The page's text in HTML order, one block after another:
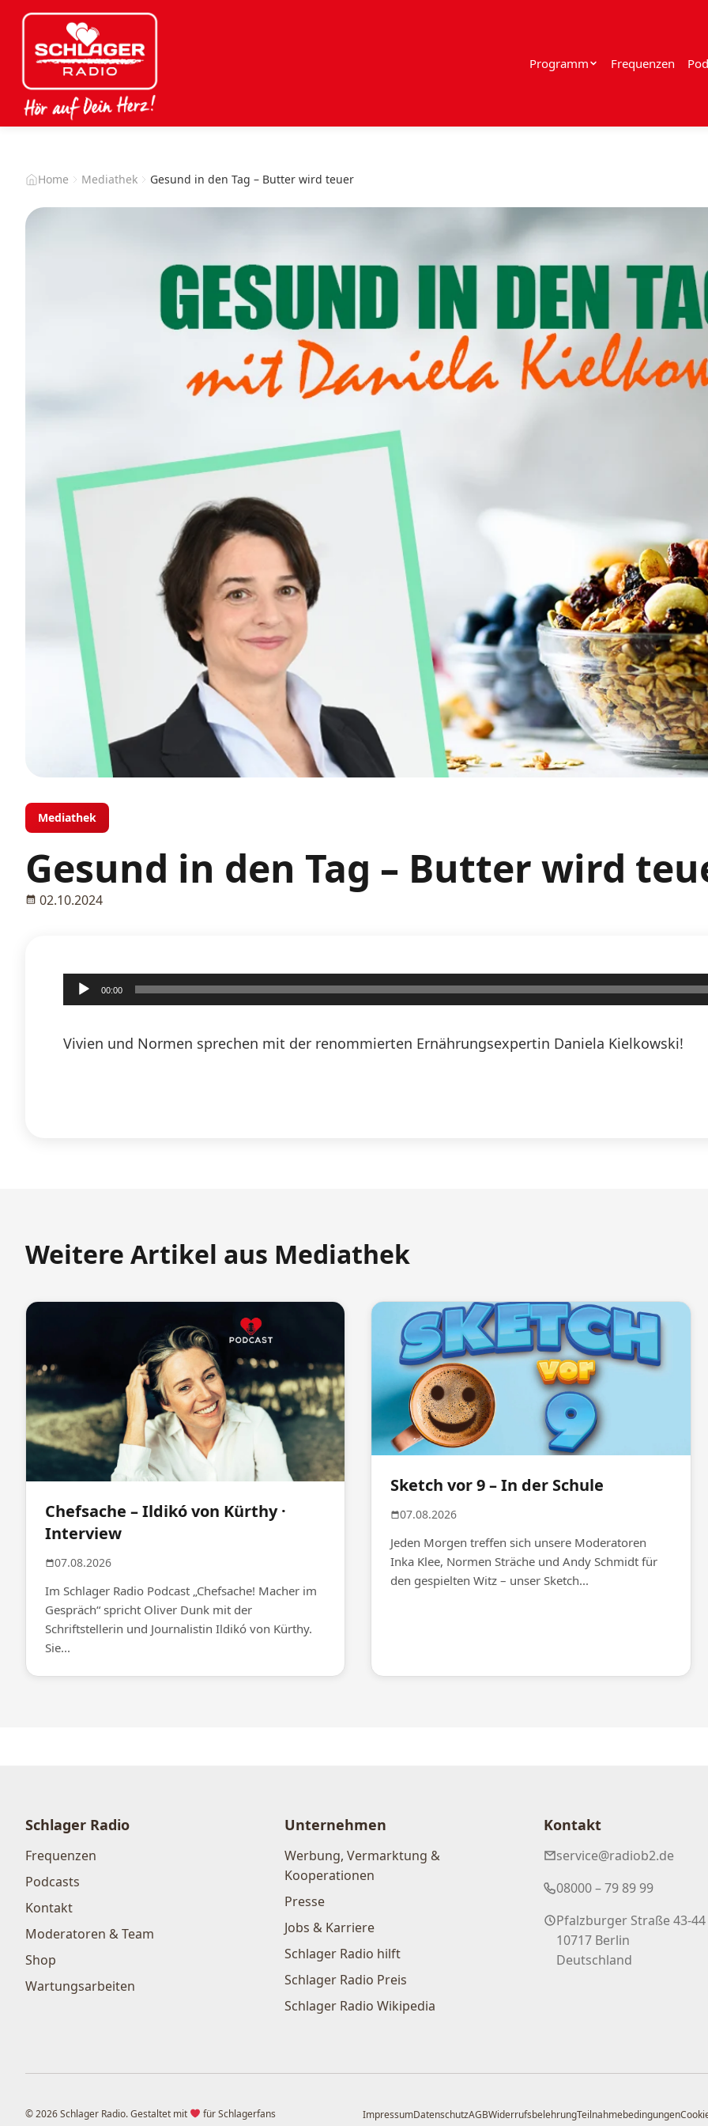
Programm Frequenzen
Home Mediathek Gesund in den Tag – Butter wird teuer
Mediathek
Gesund in den Tag – Butter wird
02.10.2024
Audio-
Player
00:00
Vivien und Normen sprechen mit der renommierten Ernährungsexpertin Daniela Kielkowski!
Weitere Artikel aus Mediathek
Chefsache – Ildikó von Kürthy ·
Interview
07.08.2026
Im Schlager Radio Podcast „Chefsache! Macher im
Gespräch“ spricht Oliver Dunk mit der
Schriftstellerin und Journalistin Ildikó von Kürthy.
Sie...
Sketch vor 9 – In der Schule
07.08.2026
Jeden Morgen treffen sich unsere Moderatoren
Inka Klee, Normen Sträche und Andy Schmidt für
den gespielten Witz – unser Sketch...
Schlager Radio
Frequenzen
Podcasts
Kontakt
Moderatoren & Team
Shop
Wartungsarbeiten
Unternehmen
Werbung, Vermarktung &
Kooperationen
Presse
Jobs & Karriere
Schlager Radio hilft
Schlager Radio Preis
Schlager Radio Wikipedia
Kontakt
service@radiob2.de
08000 – 79 89 99
Pfalzburger Straße 43-44
10717 Berlin
Deutschland
© 2026 Schlager Radio. Gestaltet mit für Schlagerfans ImpressumDatenschutzAGBWiderrufsbelehrungTeilnahmebedingungen